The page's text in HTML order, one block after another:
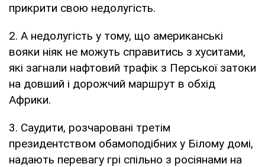
прикрити свою недолугість.
2. А недолугість у тому, що американські
вояки ніяк не можуть справитись з хуситами,
які загнали нафтовий трафік з Перської затоки
на довший і дорожчий маршрут в обхід
Африки.
3. Саудити, розчаровані третім
президентством обамоподібних у Білому домі,
надають перевагу грі спільно з росіянами на